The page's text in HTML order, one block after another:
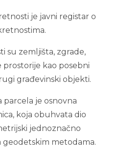
je javni registar o
su zemljišta, zgrade,
prostorije kao posebni
građevinski objekti.
parcela je osnovna
koja obuhvata dio
jednoznačno
geodetskim metodama.